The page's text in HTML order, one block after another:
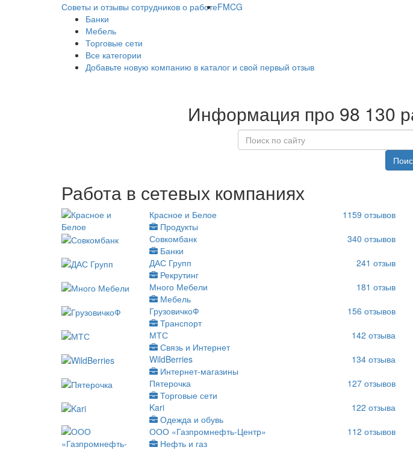
Советы и отзывы сотрудников о работеFMCG
Банки
Мебель
Торговые сети
Все категории
Добавьте новую компанию в каталог и свой первый отзыв
Информация про 98 130
Работа в сетевых компаниях
Красное и Белое
Продукты
1159 отзывов
Совкомбанк
Банки
340 отзывов
ДАС Групп
Рекрутинг
241 отзыв
Много Мебели
Мебель
181 отзыв
ГрузовичкоФ
Транспорт
156 отзывов
МТС
Связь и Интернет
142 отзыва
WildBerries
Интернет-магазины
134 отзыва
Пятерочка
Торговые сети
127 отзывов
Kari
Одежда и обувь
122 отзыва
ООО «Газпромнефть-Центр»
Нефть и газ
112 отзывов